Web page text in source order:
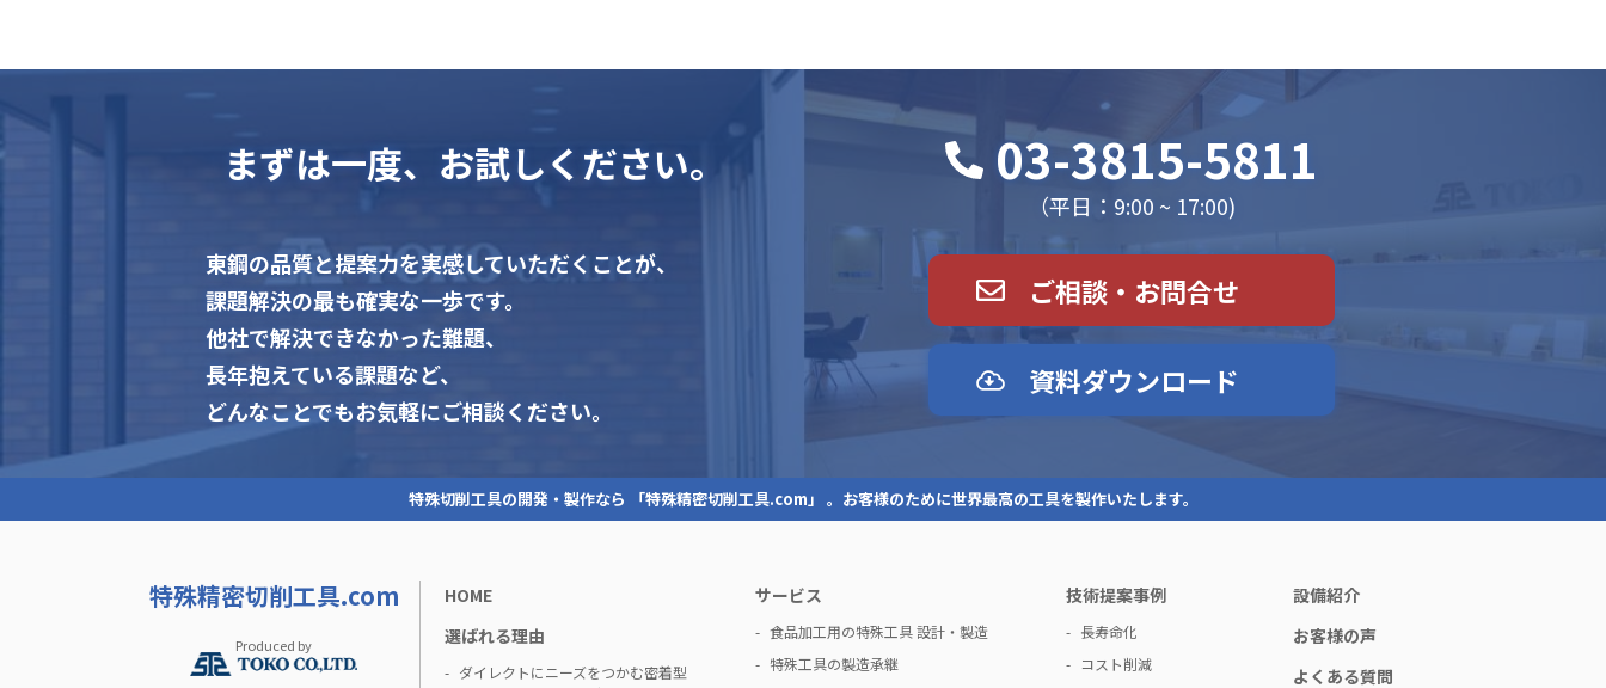
まずは一度、お試しください。
東鋼の品質と提案力を実感していただくことが、
課題解決の最も確実な一歩です。
他社で解決できなかった難題、
長年抱えている課題など、
どんなことでもお気軽にご相談ください。
03-3815-5811
（平日：9:00 ~ 17:00)
ご相談・お問合せ
資料ダウンロード
特殊切削工具の開発・製作なら 「特殊精密切削工具.com」 。お客様のために世界最高の工具を製作いたします。
特殊精密切削工具.com
Produced by
HOME
選ばれる理由
ダイレクトにニーズをつかむ密着型
サービス
食品加工用の特殊工具 設計・製造
特殊工具の製造承継
技術提案事例
長寿命化
コスト削減
設備紹介
お客様の声
よくある質問